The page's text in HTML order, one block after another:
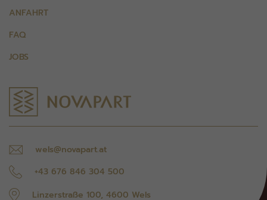
ANFAHRT
FAQ
JOBS
wels@novapart.at
+43 676 846 304 500
Linzerstraße 100, 4600 Wels